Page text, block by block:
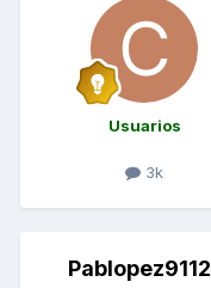
Usuarios
3k
Pablopez9112